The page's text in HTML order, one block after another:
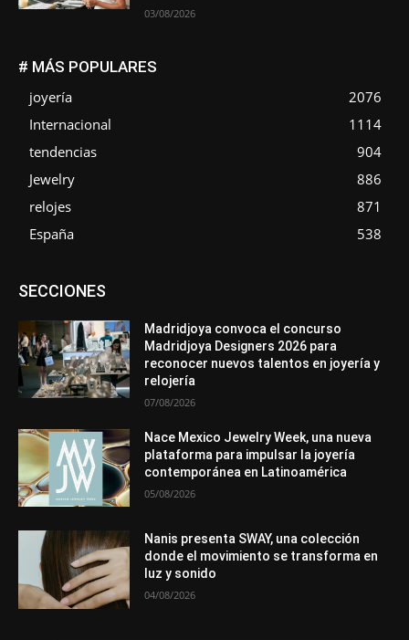
03/08/2026
# MÁS POPULARES
joyería
2076
Internacional
1114
tendencias
904
Jewelry
886
relojes
871
España
538
SECCIONESAsociaciones
Entrevistas
Mundo Técnico
Novedades Opiniones
Perspectiva
Premios
Secciones Sin categoría
Más
Madridjoya convoca el concurso
Madridjoya Designers 2026 para
reconocer nuevos talentos en joyería y
relojería
07/08/2026
Nace Mexico Jewelry Week, una nueva
plataforma para impulsar la joyería
contemporánea en Latinoamérica
05/08/2026
Nanis presenta SWAY, una colección
donde el movimiento se transforma en
luz y sonido
04/08/2026